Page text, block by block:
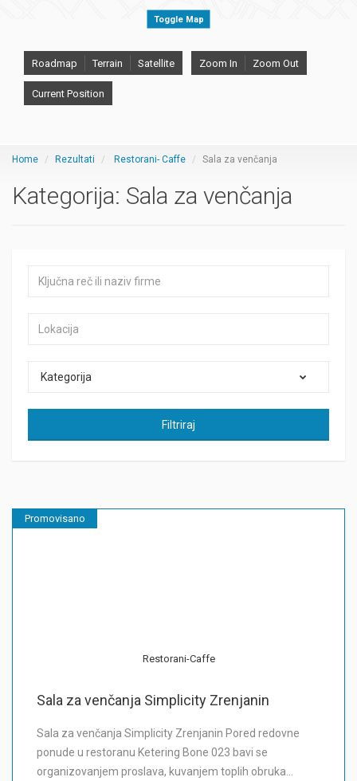
Toggle Map
Roadmap Terrain Satellite Zoom In Zoom Out
Current Position
Home Rezultati Restorani- Caffe Sala za venčanja
Kategorija: Sala za venčanja
Kategorija
Filtriraj
Promovisano
Restorani-Caffe
Sala za venčanja Simplicity Zrenjanin
Sala za venčanja Simplicity Zrenjanin Pored redovne
ponude u restoranu Ketering Bone 023 bavi se
organizovanjem proslava, kuvanjem toplih obruka…